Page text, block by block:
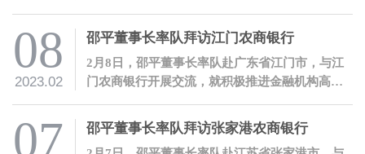
08
2023.02
邵平董事长率队拜访江门农商银行
2月8日，邵平董事长率队赴广东省江门市，与江
门农商银行开展交流，就积极推进金融机构高质
07 邵平董事长率队拜访张家港农商银行